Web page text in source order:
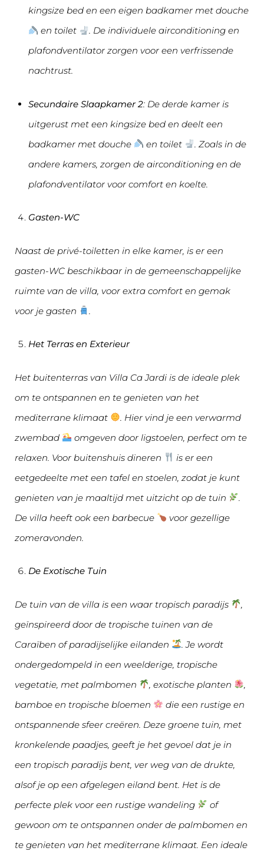
kingsize bed en een eigen badkamer met douche
en toilet
. De individuele airconditioning en
plafondventilator zorgen voor een verfrissende
nachtrust.
Secundaire Slaapkamer 2: De derde kamer is
uitgerust met een kingsize bed en deelt een
badkamer met douche
en toilet
. Zoals in de
andere kamers, zorgen de airconditioning en de
plafondventilator voor comfort en koelte.
Gasten-WC
Naast de privé-toiletten in elke kamer, is er een
gasten-WC beschikbaar in de gemeenschappelijke
ruimte van de villa, voor extra comfort en gemak
voor je gasten
.
Het Terras en Exterieur
Het buitenterras van Villa Ca Jardi is de ideale plek
om te ontspannen en te genieten van het
mediterrane klimaat
. Hier vind je een verwarmd
zwembad
omgeven door ligstoelen, perfect om te
relaxen. Voor buitenshuis dineren
is er een
eetgedeelte met een tafel en stoelen, zodat je kunt
genieten van je maaltijd met uitzicht op de tuin
.
De villa heeft ook een barbecue
voor gezellige
zomeravonden.
De Exotische Tuin
De tuin van de villa is een waar tropisch paradijs
,
geïnspireerd door de tropische tuinen van de
Caraïben of paradijselijke eilanden
. Je wordt
ondergedompeld in een weelderige, tropische
vegetatie, met palmbomen
, exotische planten
,
bamboe en tropische bloemen
die een rustige en
ontspannende sfeer creëren. Deze groene tuin, met
kronkelende paadjes, geeft je het gevoel dat je in
een tropisch paradijs bent, ver weg van de drukte,
alsof je op een afgelegen eiland bent. Het is de
perfecte plek voor een rustige wandeling
of
gewoon om te ontspannen onder de palmbomen en
te genieten van het mediterrane klimaat. Een ideale